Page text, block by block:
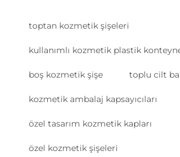
toptan kozmetik şişeleri
kullanımlı kozmetik plastik
boş kozmetik şişe toplu cilt
kozmetik ambalaj kapsayıcıları
özel tasarım kozmetik kapları
özel kozmetik şişeleri